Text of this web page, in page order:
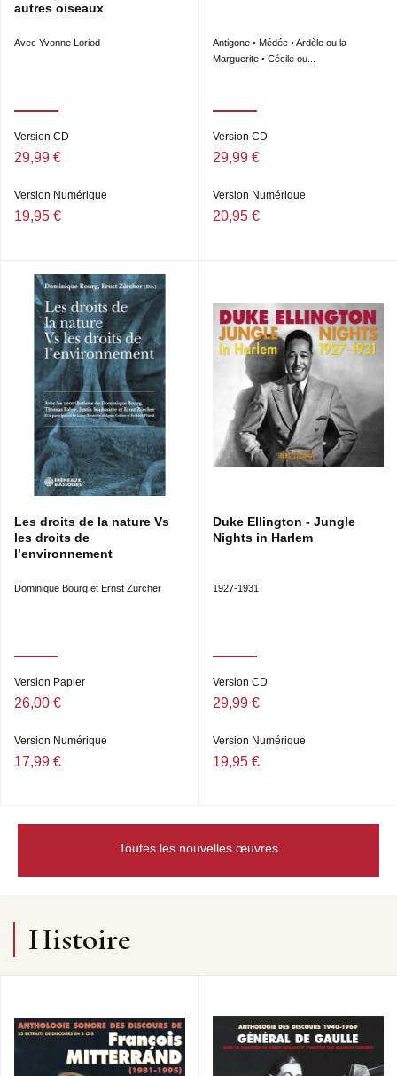
autres oiseaux
Avec Yvonne Loriod
Version CD
29,99 €
Version Numérique
19,95 €
Antigone • Médée • Ardèle ou la
Marguerite • Cécile ou...
Version CD
29,99 €
Version Numérique
20,95 €
Les droits de la nature Vs
les droits de
l’environnement
Dominique Bourg et Ernst Zürcher
Version Papier
26,00 €
Version Numérique
17,99 €
Duke Ellington - Jungle
Nights in Harlem
1927-1931
Version CD
29,99 €
Version Numérique
19,95 €
Toutes les nouvelles œuvres
Histoire